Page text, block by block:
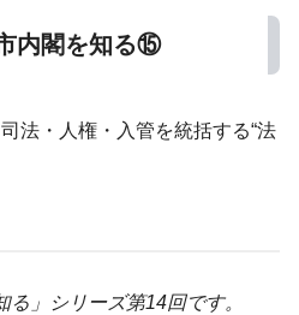
内閣を知る⑮
法・人権・入管を統括する“法
」シリーズ第14回です。